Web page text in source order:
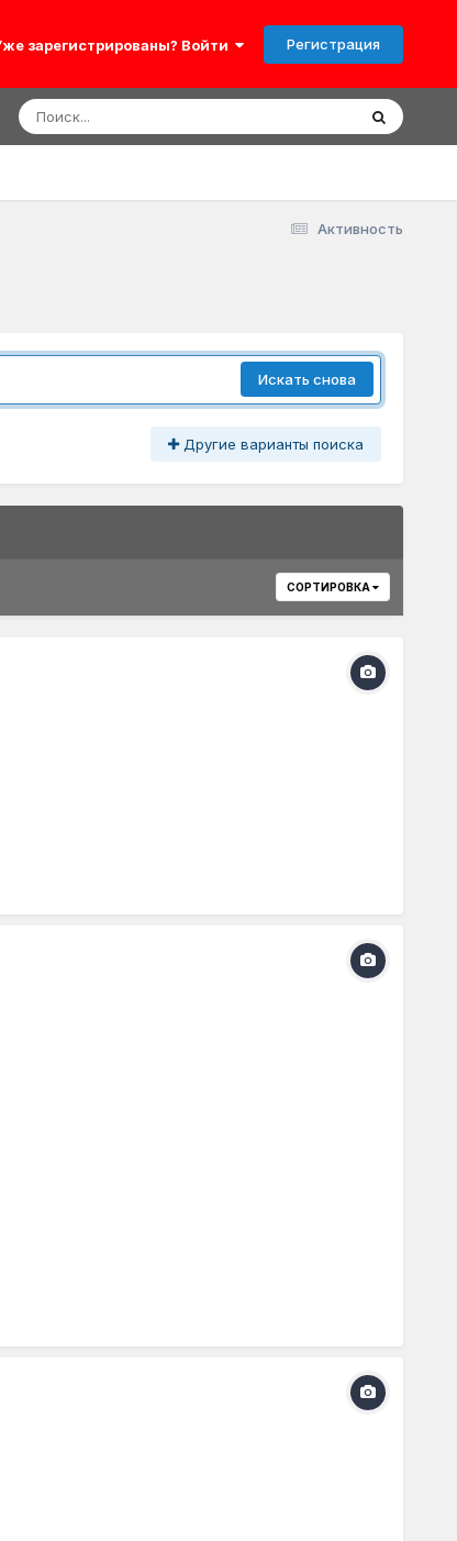
зарегистрированы? Войти Регистрация
Активность
Искать снова
Другие варианты поиска
СОРТИРОВКА